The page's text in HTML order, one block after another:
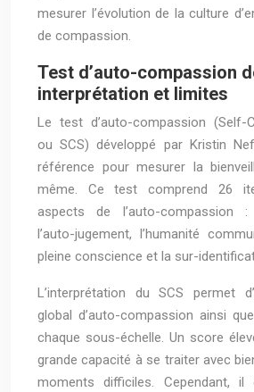
mesurer l’évolution de la culture
de compassion.
Test d’auto-compassion
interprétation et limites
Le test d’auto-compassion (Self-
ou SCS) développé par Kristin
référence pour mesurer la
même. Ce test comprend 26
aspects de l’auto-compassion :
l’auto-jugement, l’humanité
pleine conscience et la sur-
L’interprétation du SCS permet
global d’auto-compassion ainsi
chaque sous-échelle. Un score
grande capacité à se traiter avec
moments difficiles. Cependant,